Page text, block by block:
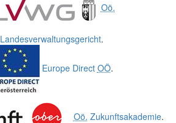
Oö.
Landesverwaltungsgericht.
Europe Direct OÖ.
Oö. Zukunftsakademie.